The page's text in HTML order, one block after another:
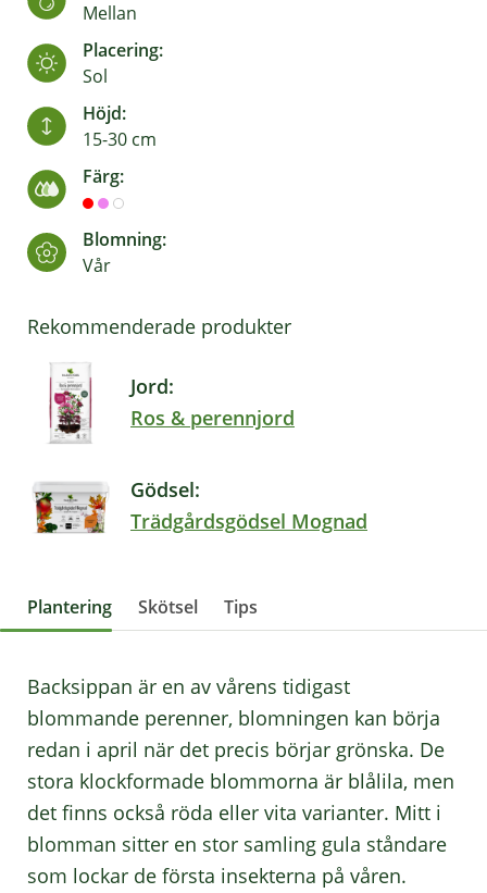
Mellan
Placering:
Sol
Höjd:
15-30 cm
Färg:
Blomning:
Vår
Rekommenderade produkter
Jord:
Ros & perennjord
Gödsel:
Trädgårdsgödsel Mognad
Plantering Skötsel Tips
Backsippan är en av vårens tidigast
blommande perenner, blomningen kan börja
redan i april när det precis börjar grönska. De
stora klockformade blommorna är blålila, men
det finns också röda eller vita varianter. Mitt i
blomman sitter en stor samling gula ståndare
som lockar de första insekterna på våren.